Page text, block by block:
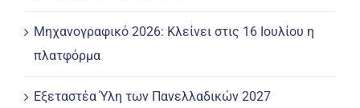
Μηχανογραφικό 2026: Κλείνει στις 16 Ιουλίου η
πλατφόρμα
Εξεταστέα Ύλη των Πανελλαδικών 2027